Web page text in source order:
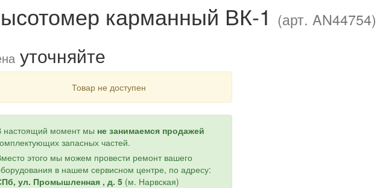
карманный ВК-1 (арт. AN44754)
уточняйте
Товар не доступен
настоящий момент мы не занимаемся продажей
запасных частей.
этого мы можем провести ремонт вашего
в нашем сервисном центре, по адресу:
ул. Промышленная , д. 5(м. Нарвская)